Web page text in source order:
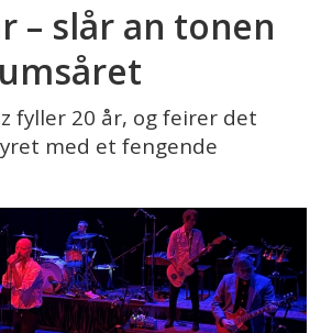
– slår an tonen
fyller 20 år, og feirer det
med et fengende